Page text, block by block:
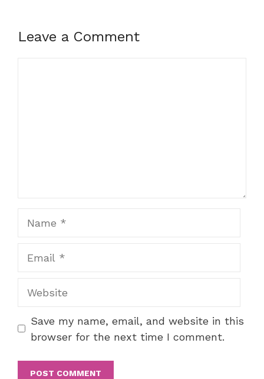
Leave a Comment
Save my name, email, and website in this
browser for the next time I comment.